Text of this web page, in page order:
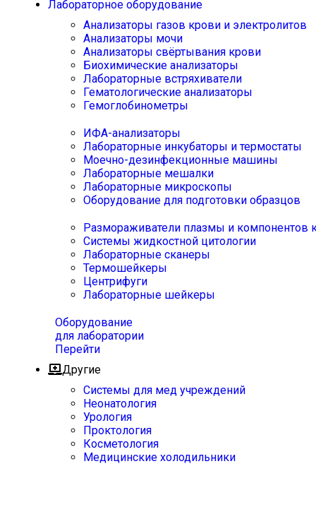
Лабораторное оборудование
Анализаторы газов крови и электролитов
Анализаторы мочи
Анализаторы свёртывания крови
Биохимические анализаторы
Лабораторные встряхиватели
Гематологические анализаторы
Гемоглобинометры
ИФА-анализаторы
Лабораторные инкубаторы и термостаты
Моечно-дезинфекционные машины
Лабораторные мешалки
Лабораторные микроскопы
Оборудование для подготовки образцов
Размораживатели плазмы и компонентов
Системы жидкостной цитологии
Лабораторные сканеры
Термошейкеры
Центрифуги
Лабораторные шейкеры
Оборудование
для лаборатории
Перейти
Другие
Системы для мед учреждений
Неонатология
Урология
Проктология
Косметология
Медицинские холодильники